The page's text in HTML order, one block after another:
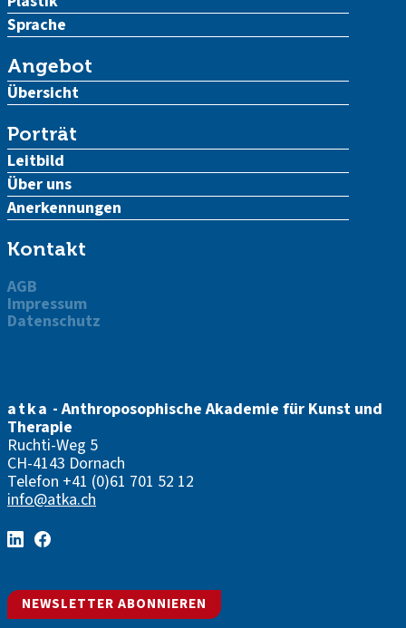
Sprache
Angebot
Übersicht
Porträt
Leitbild
Über uns
Anerkennungen
Kontakt
AGB
Impressum
Datenschutz
atka - Anthroposophische Akademie für Kunst und
Therapie
Ruchti-Weg 5
CH-4143 Dornach
Telefon +41 (0)61 701 52 12
info@atka.ch
NEWSLETTER ABONNIEREN